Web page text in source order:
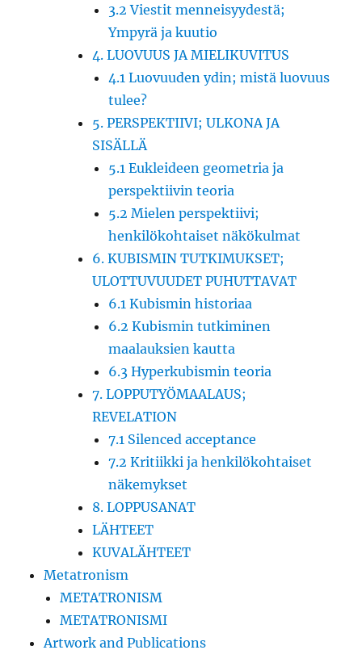
3.2 Viestit menneisyydestä;
Ympyrä ja kuutio
4. LUOVUUS JA MIELIKUVITUS
4.1 Luovuuden ydin; mistä luovuus
tulee?
5. PERSPEKTIIVI; ULKONA JA
SISÄLLÄ
5.1 Eukleideen geometria ja
perspektiivin teoria
5.2 Mielen perspektiivi;
henkilökohtaiset näkökulmat
6. KUBISMIN TUTKIMUKSET;
ULOTTUVUUDET PUHUTTAVAT
6.1 Kubismin historiaa
6.2 Kubismin tutkiminen
maalauksien kautta
6.3 Hyperkubismin teoria
7. LOPPUTYÖMAALAUS;
REVELATION
7.1 Silenced acceptance
7.2 Kritiikki ja henkilökohtaiset
näkemykset
8. LOPPUSANAT
LÄHTEET
KUVALÄHTEET
Metatronism
METATRONISM
METATRONISMI
Artwork and Publications